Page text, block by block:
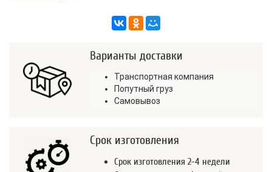
Варианты доставки
Транспортная компания
Попутный груз
Самовывоз
Срок изготовления
Срок изготовления 2-4 недели